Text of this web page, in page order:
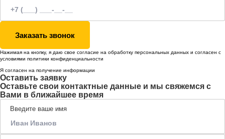
Заказать звонок
Нажимая на кнопку, я даю свое согласие на обработку персональных данных и согласен с
условиями политики конфиденциальности
Я согласен на получение информации
Оставить заявку
Оставьте свои контактные данные и мы свяжемся с
Вами в ближайшее время
Введите ваше имя